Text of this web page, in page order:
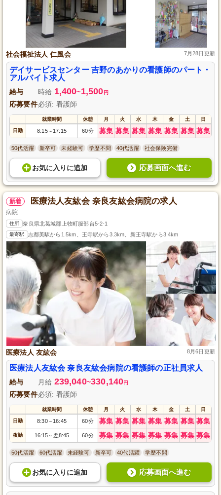
社会福祉法人 仁風会 7月28日更新
デイサービスセンター 吉野のあかりの看護師のパート・
アルバイト求人
給与 時給 1,400~1,500 円
応募要件必須: 看護師
就業時間 休憩 月 火 水 木 金 土 日
日勤 8:15～ 17:15 60分 募集 募集 募集 募集 募集 募集 募集
50代活躍 新卒可 未経験可 学歴不問 40代活躍 社会保険完備
お気に入り に追加 応募画面へ進む
新着 医療法人友紘会 奈良友紘会病院の求人
病院
住所 奈良県北葛城郡上牧町服部台5-2-1
最寄駅 志都美駅から1.5km、王寺駅から3.3km、新王寺駅から3.4km
医療法人 友紘会 8月6日更新
医療法人友紘会 奈良友紘会病院の看護師の正社員求人
給与 月給 239,040~330,140円
応募要件必須: 看護師
就業時間 休憩 月 火 水 木 金 土 日
日勤 8:30～ 16:45 60分 募集 募集 募集 募集 募集 募集 募集
夜勤 16:15～ 翌8:45 60分 募集 募集 募集 募集 募集 募集 募集
50代活躍 60代活躍 未経験可 新卒可 40代活躍 学歴不問
お気に入り に追加 応募画面へ進む